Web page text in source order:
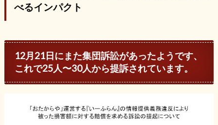
べるインパクト
12月21日にまた集団訴訟があったようです、
これで25人〜30人から提訴されています。